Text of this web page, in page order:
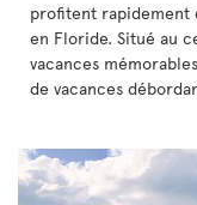
profitent rapidement
en Floride. Situé au
vacances
de vacances